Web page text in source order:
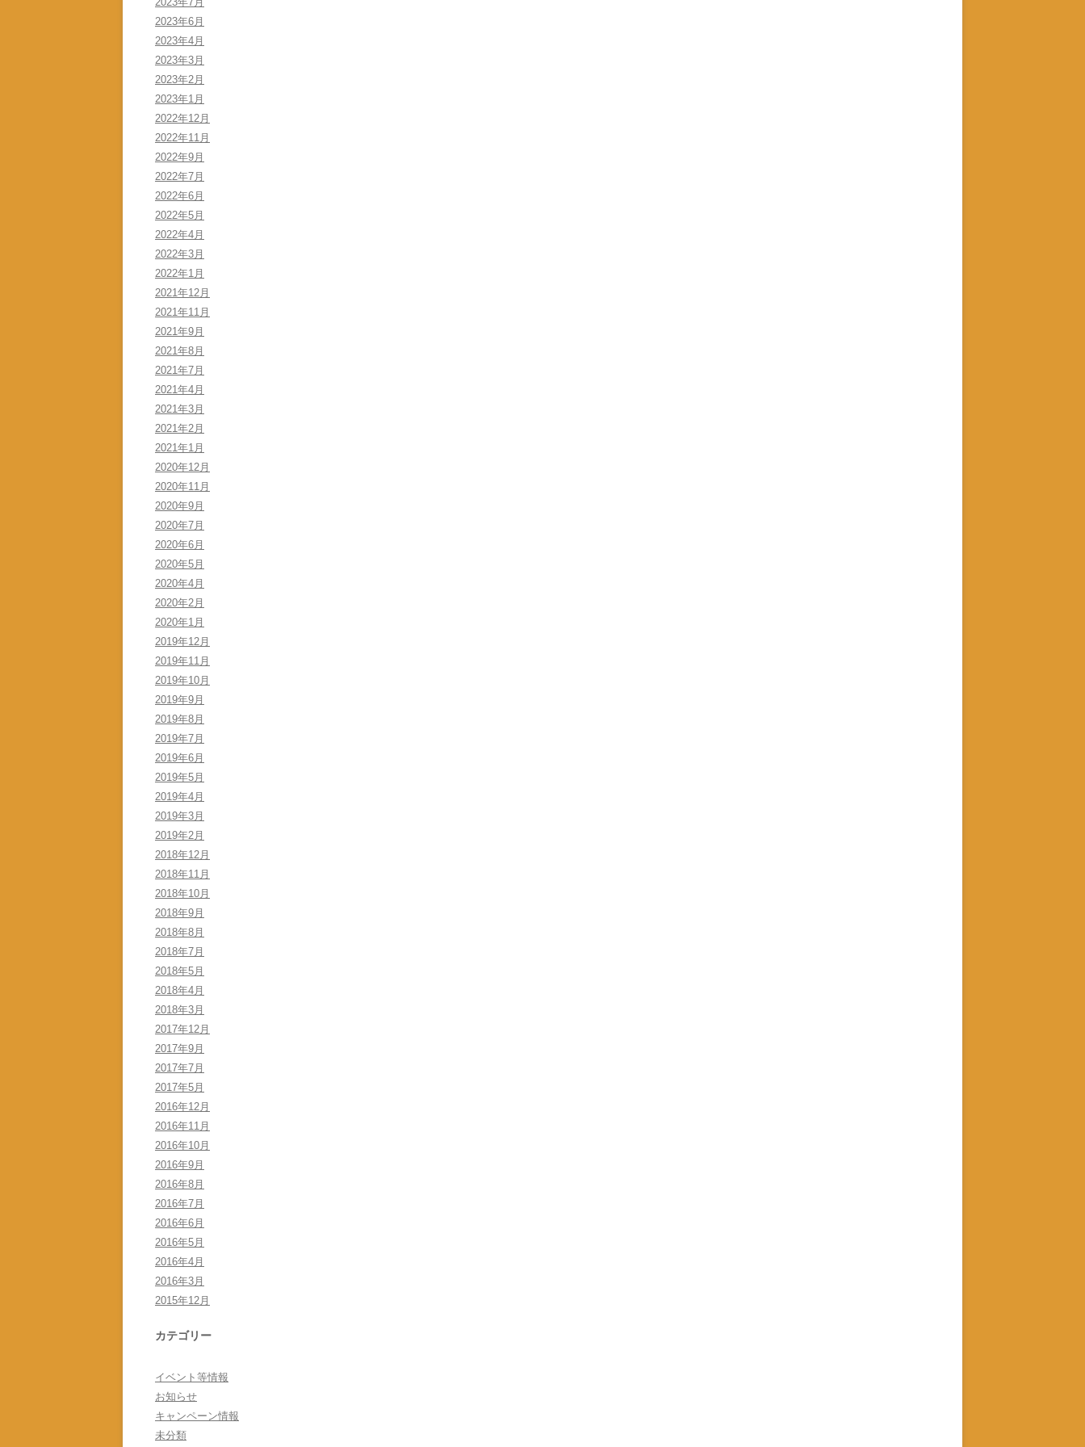
2023年6月
2023年4月
2023年3月
2023年2月
2023年1月
2022年12月
2022年11月
2022年9月
2022年7月
2022年6月
2022年5月
2022年4月
2022年3月
2022年1月
2021年12月
2021年11月
2021年9月
2021年8月
2021年7月
2021年4月
2021年3月
2021年2月
2021年1月
2020年12月
2020年11月
2020年9月
2020年7月
2020年6月
2020年5月
2020年4月
2020年2月
2020年1月
2019年12月
2019年11月
2019年10月
2019年9月
2019年8月
2019年7月
2019年6月
2019年5月
2019年4月
2019年3月
2019年2月
2018年12月
2018年11月
2018年10月
2018年9月
2018年8月
2018年7月
2018年5月
2018年4月
2018年3月
2017年12月
2017年9月
2017年7月
2017年5月
2016年12月
2016年11月
2016年10月
2016年9月
2016年8月
2016年7月
2016年6月
2016年5月
2016年4月
2016年3月
2015年12月
カテゴリー
イベント等情報
お知らせ
キャンペーン情報
未分類